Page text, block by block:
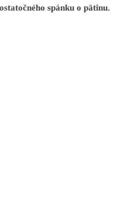
spánku o pätinu.